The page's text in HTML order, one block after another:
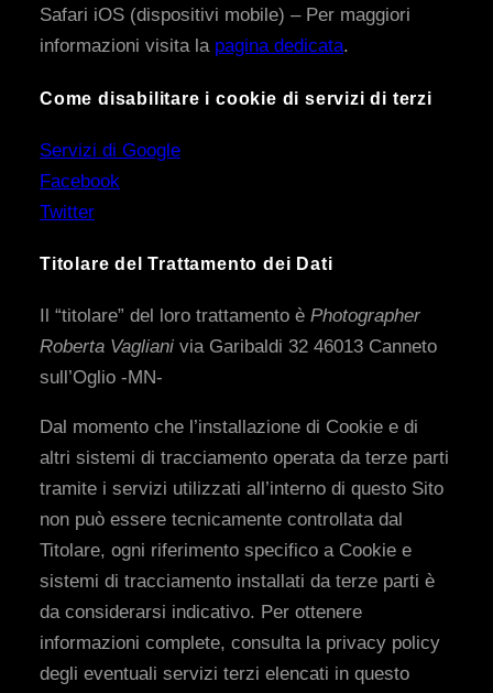
Safari iOS (dispositivi mobile) – Per maggiori
informazioni visita la pagina dedicata.
Come disabilitare i cookie di servizi di terzi
Servizi di Google
Facebook
Twitter
Titolare del Trattamento dei Dati
Il “titolare” del loro trattamento è Photographer
Roberta Vagliani via Garibaldi 32 46013 Canneto
sull’Oglio -MN-
Dal momento che l’installazione di Cookie e di
altri sistemi di tracciamento operata da terze parti
tramite i servizi utilizzati all’interno di questo Sito
non può essere tecnicamente controllata dal
Titolare, ogni riferimento specifico a Cookie e
sistemi di tracciamento installati da terze parti è
da considerarsi indicativo. Per ottenere
informazioni complete, consulta la privacy policy
degli eventuali servizi terzi elencati in questo